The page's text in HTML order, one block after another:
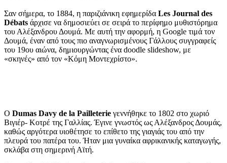
Σαν σήμερα, το 1884, η παριζιάνικη εφημερίδα Les Journal des
Débats άρχισε να δημοσιεύει σε σειρά το περίφημο μυθιστόρημα
του Αλέξανδρου Δουμά. Με αυτή την αφορμή, η Google τιμά τον
Δουμά, έναν από τους πιο αναγνωρισμένους Γάλλους συγγραφείς
του 19ου αιώνα, δημιουργώντας ένα doodle slideshow, με
«σκηνές» από τον «Κόμη Μοντεχρίστο».
Ο Dumas Davy de la Pailleterie γεννήθηκε το 1802 στο χωριό
Βιγιέρ- Κοτρέ της Γαλλίας. Έγινε γνωστός ως Αλέξανδρος Δουμάς,
καθώς αργότερα υιοθέτησε το επίθετο της γιαγιάς του από την
πλευρά του πατέρα του. Ήταν μια γυναίκα αφρικανικής καταγωγής,
σκλάβα στη σημερινή Αϊτή.